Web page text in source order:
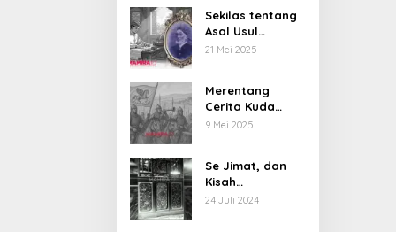
Menusantara dan
Mendunia
Sekilas tentang
Asal Usul
Kawasan
Sastrawan
21 Mei 2025
Merentang
Cerita Kuda
Terbang, dari
Hingga Simbol
Ketangguhan
Para Kesatria
9 Mei 2025
Se Jimat, dan
Kisah
Bersatunya
24 Juli 2024